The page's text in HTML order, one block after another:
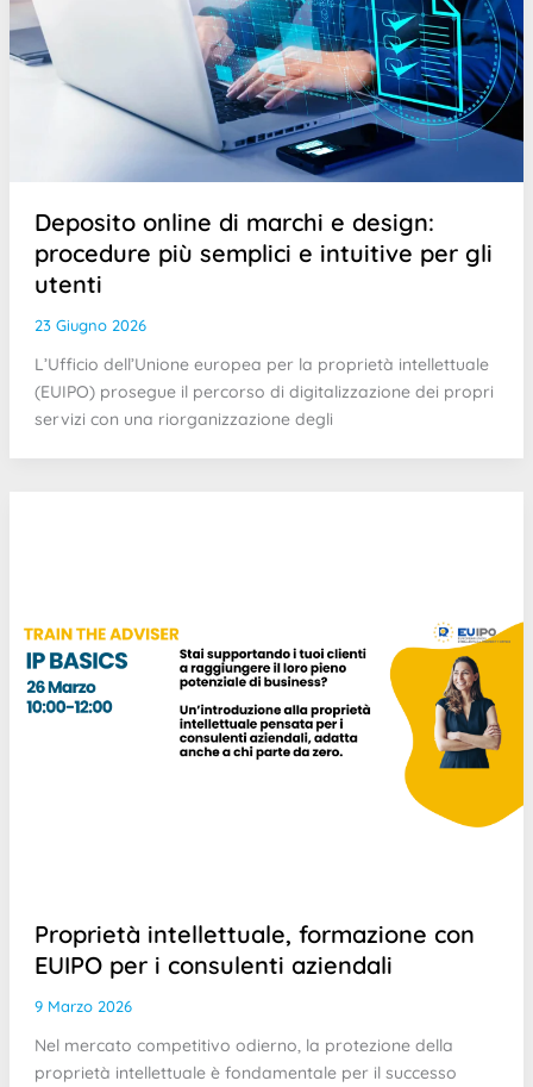
Deposito online di marchi e design:
procedure più semplici e intuitive per gli
utenti
23 Giugno 2026
L’Ufficio dell’Unione europea per la proprietà intellettuale
(EUIPO) prosegue il percorso di digitalizzazione dei propri
servizi con una riorganizzazione degli
Proprietà intellettuale, formazione con
EUIPO per i consulenti aziendali
9 Marzo 2026
Nel mercato competitivo odierno, la protezione della
proprietà intellettuale è fondamentale per il successo